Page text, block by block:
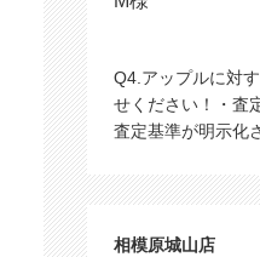
Q4.アップルに対
せください！・査
査定基準が明示化
相模原城山店